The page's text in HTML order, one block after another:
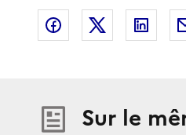
Partager surPartager sur
Sur le